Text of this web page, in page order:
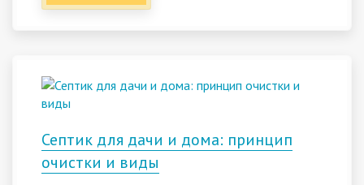
Септик для дачи и дома: принцип
очистки и виды